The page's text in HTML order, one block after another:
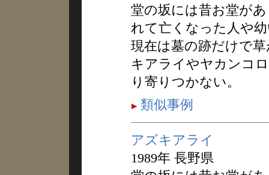
堂の坂には昔お堂が
れて亡くなった人や
現在は墓の跡だけで
キアライやヤカンコ
り寄りつかない。
類似事例
アズキアライ
1989年 長野県